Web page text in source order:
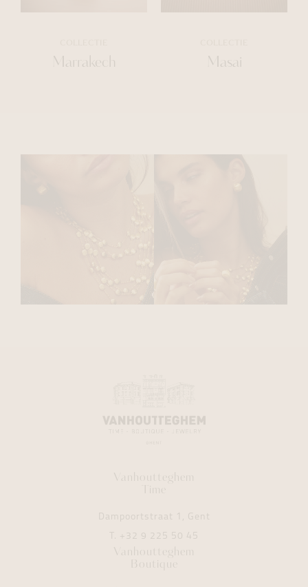
Marrakech Masai
Vanhoutteghem
Time
Dampoortstraat 1, Gent
T. +32 9 225 50 45
Vanhoutteghem
Boutique